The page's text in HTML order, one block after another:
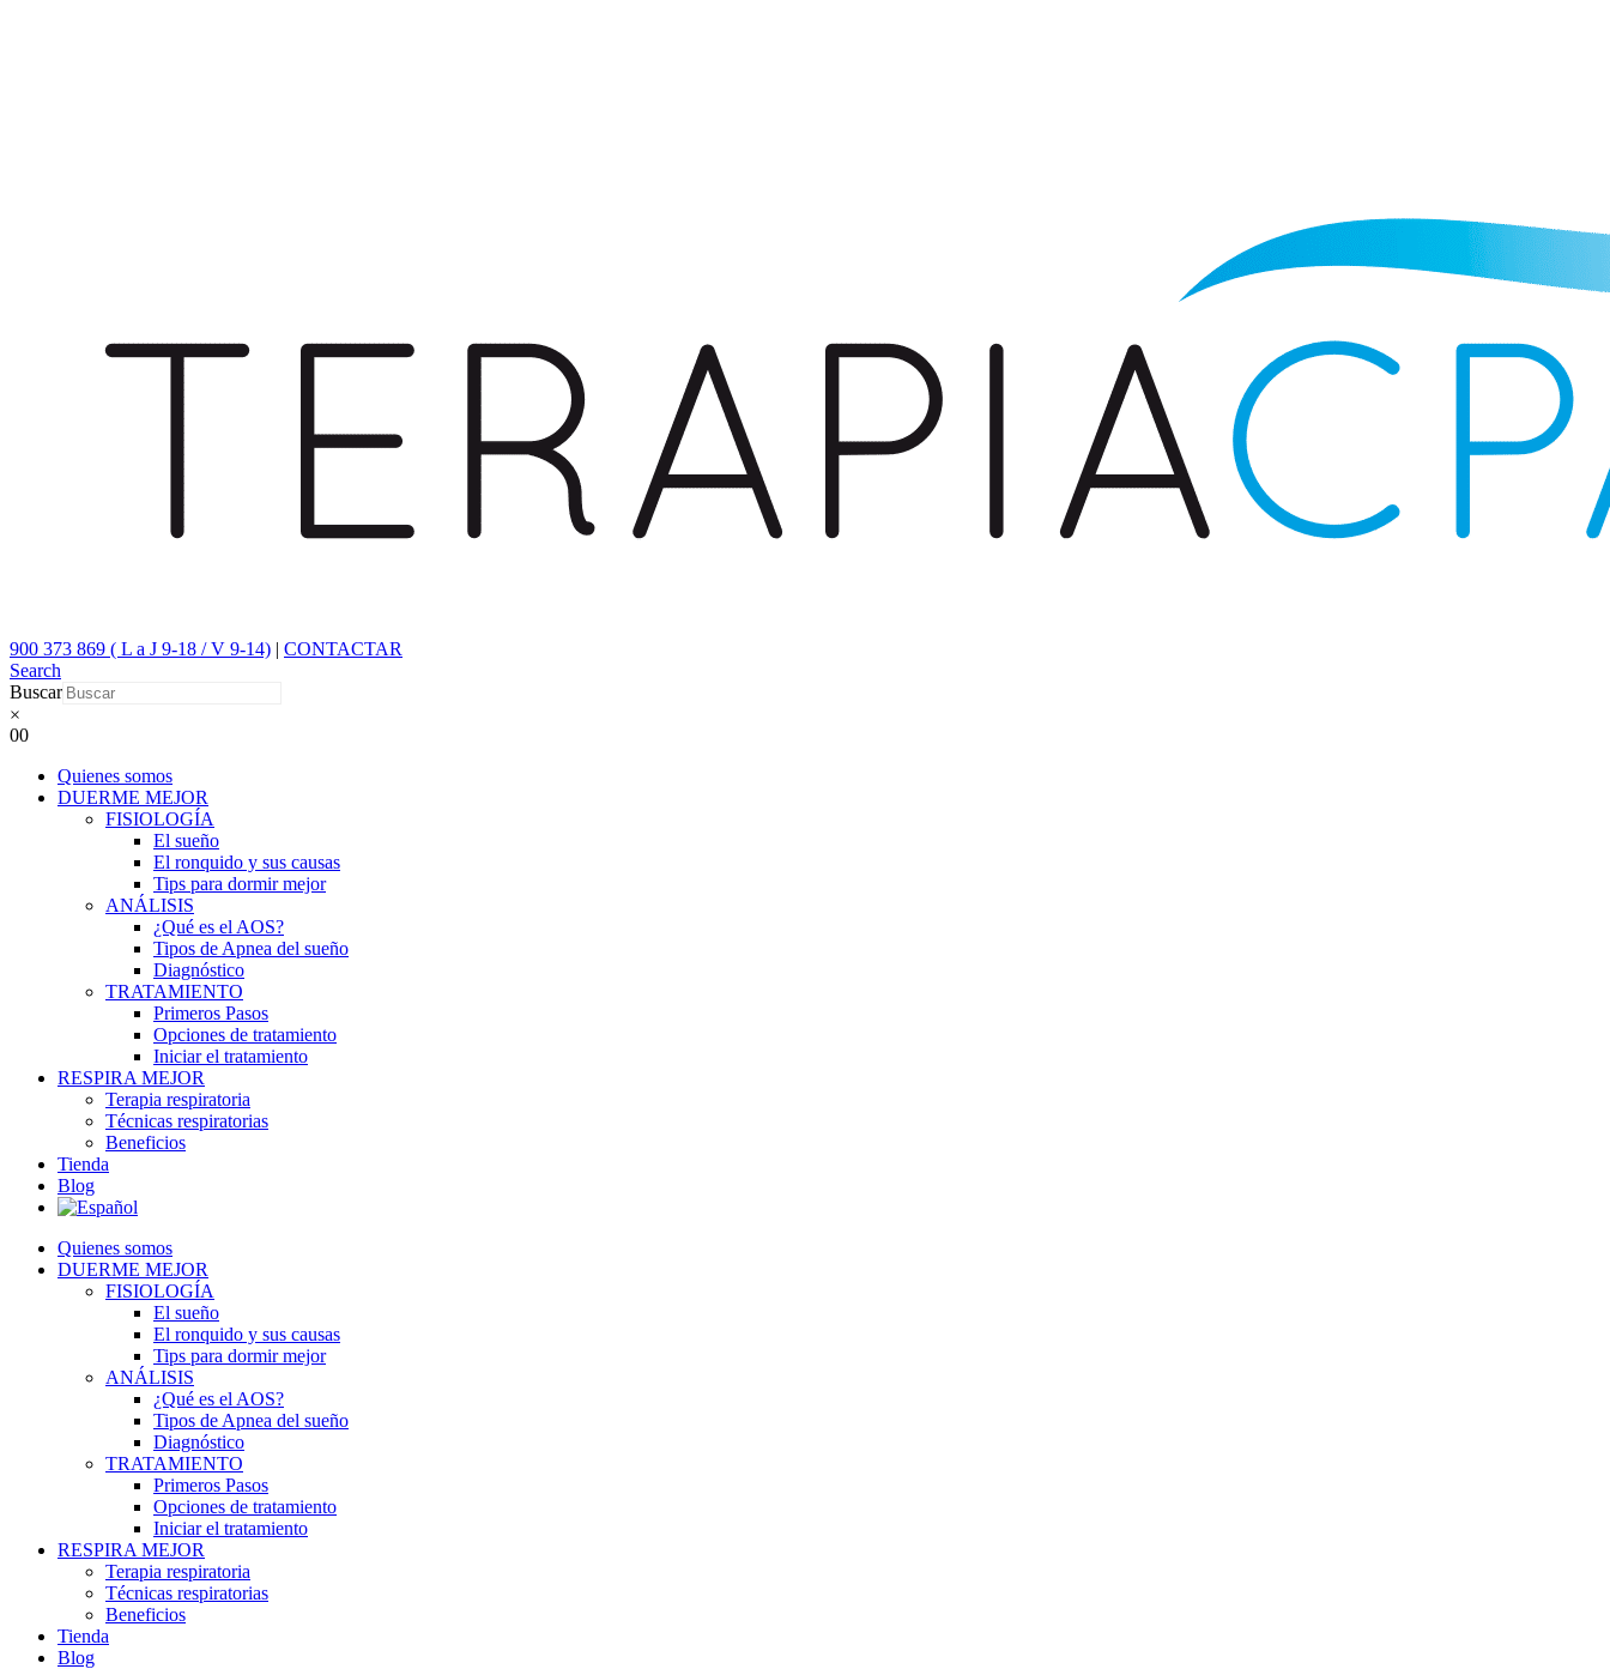
900 373 869 ( L a J 9-18 / V 9-14) | CONTACTAR
Search
Buscar
×
00
Quienes somos
DUERME MEJOR
FISIOLOGÍA
El sueño
El ronquido y sus causas
Tips para dormir mejor
ANÁLISIS
¿Qué es el AOS?
Tipos de Apnea del sueño
Diagnóstico
TRATAMIENTO
Primeros Pasos
Opciones de tratamiento
Iniciar el tratamiento
RESPIRA MEJOR
Terapia respiratoria
Técnicas respiratorias
Beneficios
Tienda
Blog
Quienes somos
DUERME MEJOR
FISIOLOGÍA
El sueño
El ronquido y sus causas
Tips para dormir mejor
ANÁLISIS
¿Qué es el AOS?
Tipos de Apnea del sueño
Diagnóstico
TRATAMIENTO
Primeros Pasos
Opciones de tratamiento
Iniciar el tratamiento
RESPIRA MEJOR
Terapia respiratoria
Técnicas respiratorias
Beneficios
Tienda
Blog